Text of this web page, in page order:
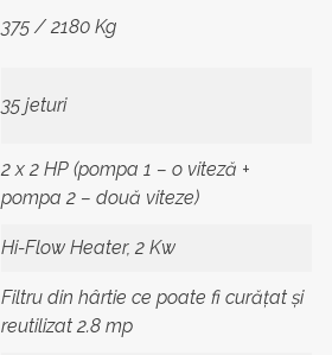
375 / 2180 Kg
35 jeturi
2 x 2 HP (pompa 1 – o viteză +
pompa 2 – două viteze)
Hi-Flow Heater, 2 Kw
Filtru din hârtie ce poate fi curățat și
reutilizat 2.8 mp